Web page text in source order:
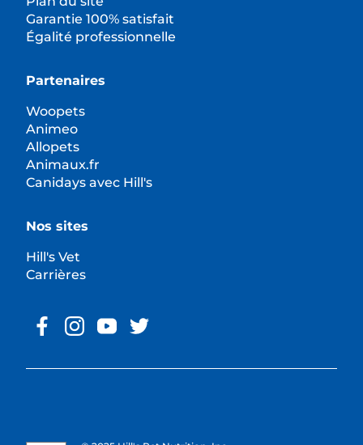
Garantie 100% satisfait
Égalité professionnelle
Partenaires
Woopets
Animeo
Allopets
Animaux.fr
Canidays avec Hill's
Nos sites
Hill's Vet
Carrières